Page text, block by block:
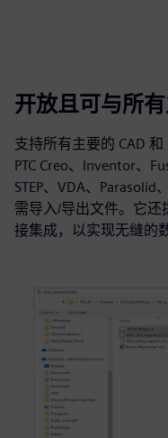
开放且可与所
支持所有主要的 CAD 和
PTC Creo、Inventor、
STEP、VDA、Parasolid
需导入/导出文件。它还
接集成，以实现无缝的